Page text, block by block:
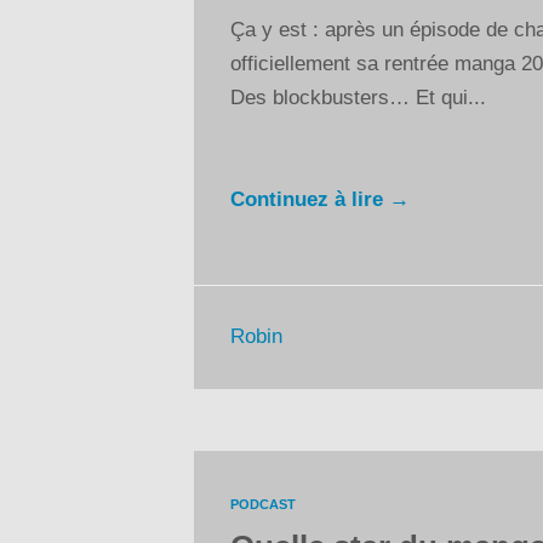
Ça y est : après un épisode de
officiellement sa rentrée manga
Des blockbusters… Et qui...
Continuez à lire →
Robin
PODCAST